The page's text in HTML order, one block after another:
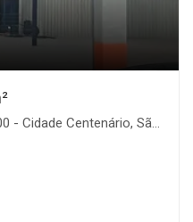
Centenário, São Paulo-SP